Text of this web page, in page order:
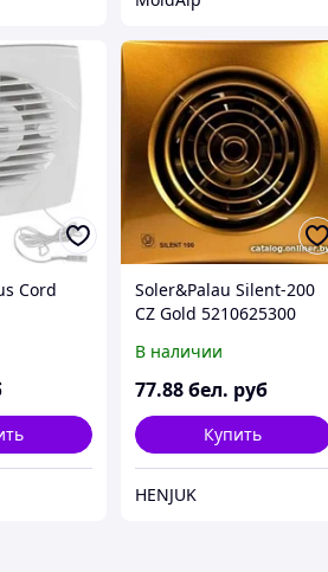
Cord
Soler&Palau Silent-200
CZ Gold 5210625300
В наличии
77.88бел. руб
Купить
HENJUK